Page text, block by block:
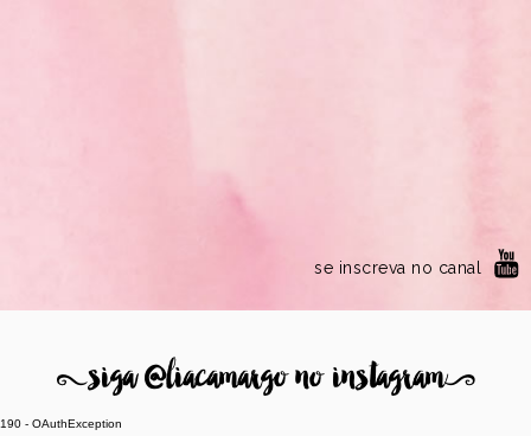
se inscreva no canal
8siga @liacamargo no instagram9
190 - OAuthException